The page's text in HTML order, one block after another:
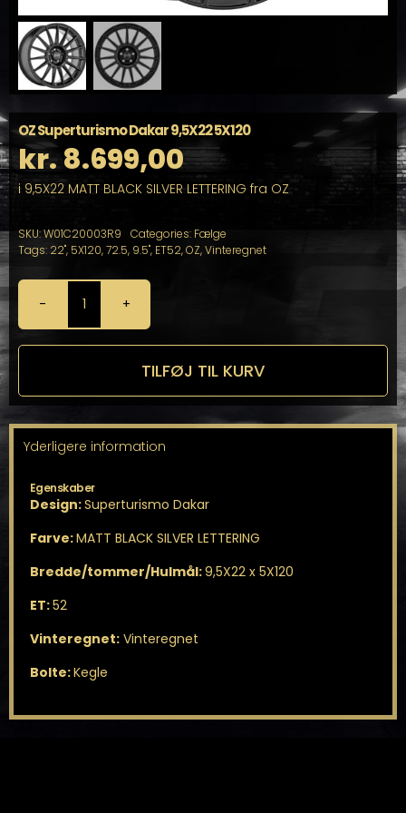
OZ Superturismo Dakar 9,5X22 5X120
kr.8.699,00
i 9,5X22 MATT BLACK SILVER LETTERING fra OZ
SKU:W01C20003R9 Categories: Fælge
Tags: 22", 5X120,72.5, 9.5", ET52,OZ,Vinteregnet
OZ
Superturismo
Dakar
antal
TILFØJ TIL KURV
Yderligere information
Egenskaber
Design:Superturismo Dakar
Farve:MATT BLACK SILVER LETTERING
Bredde/tommer/Hulmål:9,5X22 x 5X120
ET:52
Vinteregnet:Vinteregnet
Bolte:Kegle